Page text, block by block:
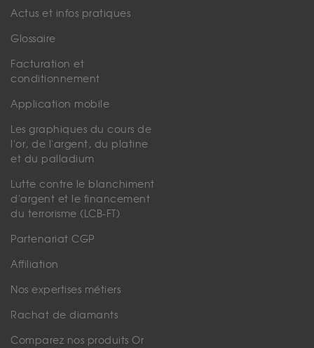
Actus et infos pratiques
Glossaire
Facturation et
conditionnement
Application mobile
Les graphiques du cours de
l'or, de l'argent, du platine
et du palladium
Lutte contre le blanchiment
d'argent et le financement
du terrorisme (LCB-FT)
Partenariat CGP
Affiliation
Nos expertises métiers
Rachat de diamants
Comparez nos produits Or